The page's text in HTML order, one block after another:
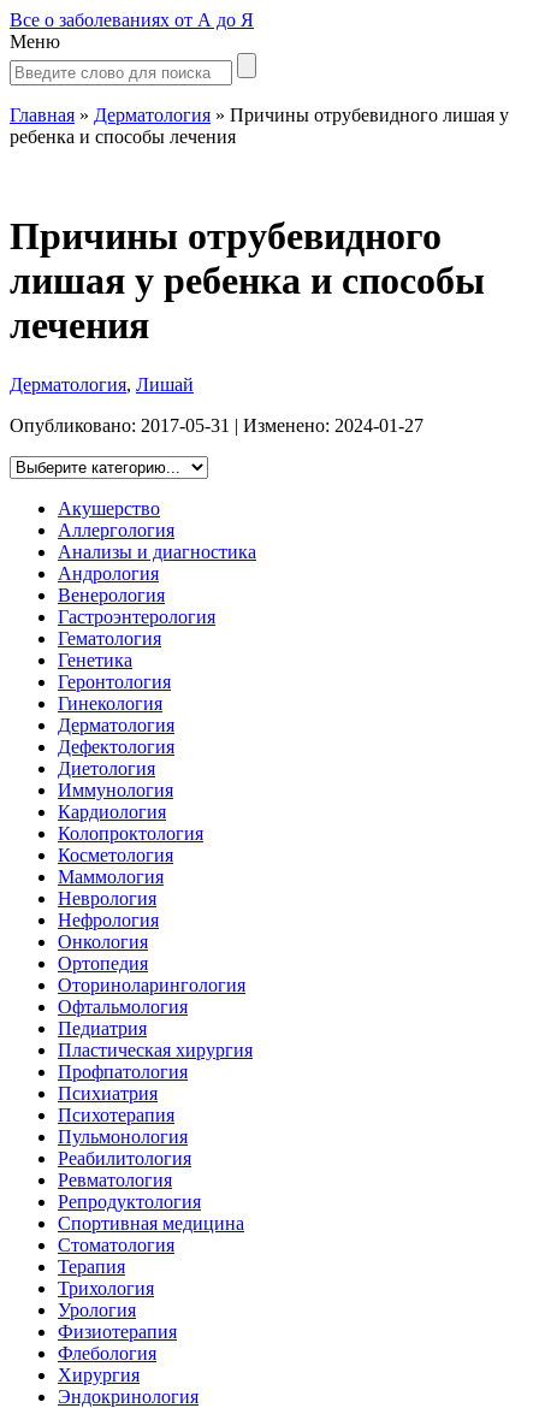
Все о заболеваниях от А до Я
Меню
Главная » Дерматология » Причины отрубевидного лишая у
ребенка и способы лечения
Причины отрубевидного
лишая у ребенка и способы
лечения
Дерматология, Лишай
Опубликовано: 2017-05-31 | Изменено: 2024-01-27
Акушерство
Аллергология
Анализы и диагностика
Андрология
Венерология
Гастроэнтерология
Гематология
Генетика
Геронтология
Гинекология
Дерматология
Дефектология
Диетология
Иммунология
Кардиология
Колопроктология
Косметология
Маммология
Неврология
Нефрология
Онкология
Ортопедия
Оториноларингология
Офтальмология
Педиатрия
Пластическая хирургия
Профпатология
Психиатрия
Психотерапия
Пульмонология
Реабилитология
Ревматология
Репродуктология
Спортивная медицина
Стоматология
Терапия
Трихология
Урология
Физиотерапия
Флебология
Хирургия
Эндокринология